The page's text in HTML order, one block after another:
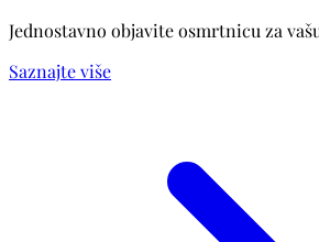
Jednostavno objavite osmrtnicu za
Saznajte više